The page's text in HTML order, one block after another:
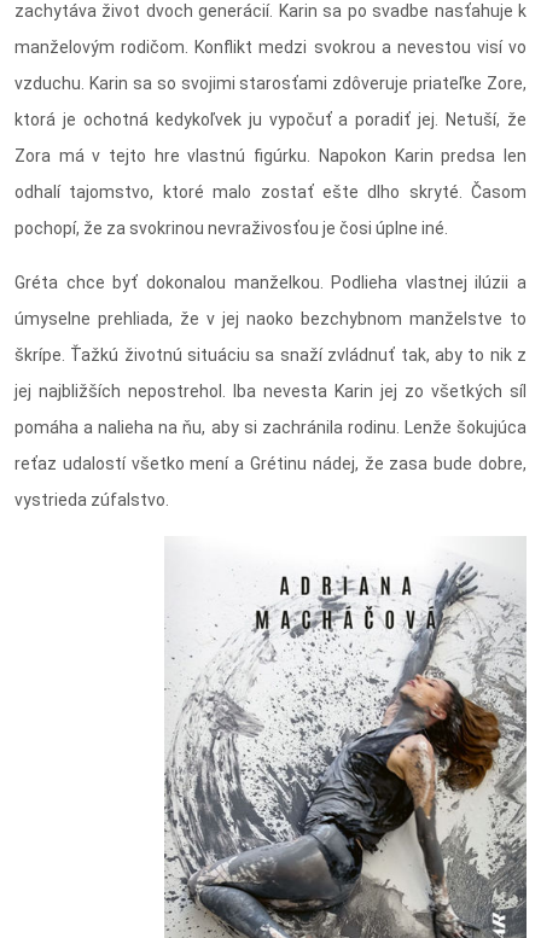
zachytáva život dvoch generácií. Karin sa po svadbe nasťahuje k
manželovým rodičom. Konflikt medzi svokrou a nevestou visí vo
vzduchu. Karin sa so svojimi starosťami zdôveruje priateľke Zore,
ktorá je ochotná kedykoľvek ju vypočuť a poradiť jej. Netuší, že
Zora má v tejto hre vlastnú figúrku. Napokon Karin predsa len
odhalí tajomstvo, ktoré malo zostať ešte dlho skryté. Časom
pochopí, že za svokrinou nevraživosťou je čosi úplne iné.
Gréta chce byť dokonalou manželkou. Podlieha vlastnej ilúzii a
úmyselne prehliada, že v jej naoko bezchybnom manželstve to
škrípe. Ťažkú životnú situáciu sa snaží zvládnuť tak, aby to nik z
jej najbližších nepostrehol. Iba nevesta Karin jej zo všetkých síl
pomáha a nalieha na ňu, aby si zachránila rodinu. Lenže šokujúca
reťaz udalostí všetko mení a Grétinu nádej, že zasa bude dobre,
vystrieda zúfalstvo.